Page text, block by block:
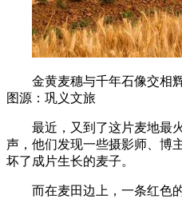
金黄麦穗与千年石像交相
图源：巩义文旅
最近，又到了这片麦地最
声，他们发现一些摄影师、博
坏了成片生长的麦子。
而在麦田边上，一条红色